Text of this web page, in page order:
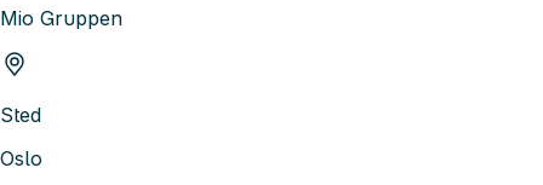
Mio Gruppen
Sted
Oslo